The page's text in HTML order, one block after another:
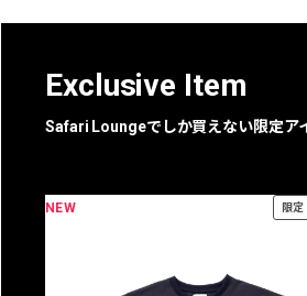
Exclusive Item
Safari Loungeでしか買えない限定ア
NEW 限定